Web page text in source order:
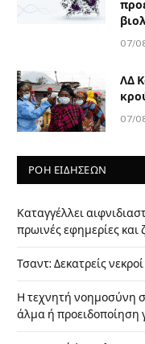
07/
ΛΔ
07/
ΡΟΗ ΕΙΔΗΣΕΩΝ
Καταγγέλλει
πρωινές εφημερίες
Τσαντ: Δεκατρείς
Η τεχνητή νοημοσύνη
άλμα ή προειδοποίηση